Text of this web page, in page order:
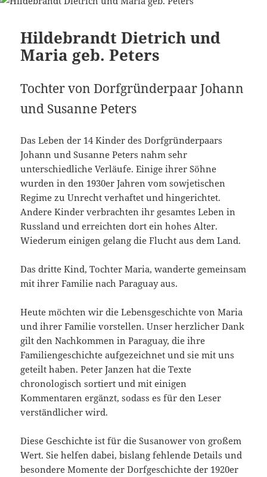
Hildebrandt Dietrich und
Maria geb. Peters
Tochter von Dorfgründerpaar Johann
und Susanne Peters
Das Leben der 14 Kinder des Dorfgründerpaars
Johann und Susanne Peters nahm sehr
unterschiedliche Verläufe. Einige ihrer Söhne
wurden in den 1930er Jahren vom sowjetischen
Regime zu Unrecht verhaftet und hingerichtet.
Andere Kinder verbrachten ihr gesamtes Leben in
Russland und erreichten dort ein hohes Alter.
Wiederum einigen gelang die Flucht aus dem Land.
Das dritte Kind, Tochter Maria, wanderte gemeinsam
mit ihrer Familie nach Paraguay aus.
Heute möchten wir die Lebensgeschichte von Maria
und ihrer Familie vorstellen. Unser herzlicher Dank
gilt den Nachkommen in Paraguay, die ihre
Familiengeschichte aufgezeichnet und sie mit uns
geteilt haben. Peter Janzen hat die Texte
chronologisch sortiert und mit einigen
Kommentaren ergänzt, sodass es für den Leser
verständlicher wird.
Diese Geschichte ist für die Susanower von großem
Wert. Sie helfen dabei, bislang fehlende Details und
besondere Momente der Dorfgeschichte der 1920er